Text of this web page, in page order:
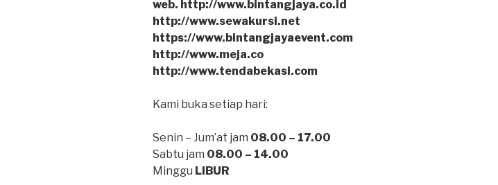
web. http://www.bintangjaya.co.id
http://www.sewakursi.net
https://www.bintangjayaevent.com
http://www.meja.co
http://www.tendabekasi.com
Kami buka setiap hari:
Senin – Jum’at jam 08.00 – 17.00
Sabtu jam 08.00 – 14.00
Minggu LIBUR